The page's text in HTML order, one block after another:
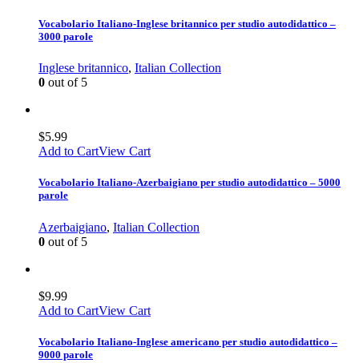
Vocabolario Italiano-Inglese britannico per studio autodidattico –
3000 parole
Inglese britannico, Italian Collection
0 out of 5
$5.99
Add to CartView Cart
Vocabolario Italiano-Azerbaigiano per studio autodidattico – 5000
parole
Azerbaigiano, Italian Collection
0 out of 5
$9.99
Add to CartView Cart
Vocabolario Italiano-Inglese americano per studio autodidattico –
9000 parole